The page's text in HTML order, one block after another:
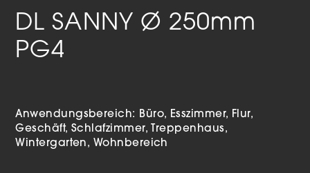
DL SANNY Ø 250mm
PG4
Anwendungsbereich: Büro Esszimmer
Flur
Geschäft Schlafzimmer
Treppenhaus
Wintergarten
Wohnbereich